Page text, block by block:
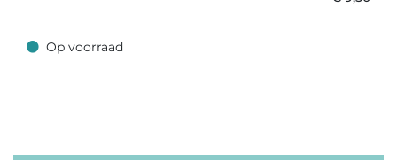
Op voorraad
Op voorraad